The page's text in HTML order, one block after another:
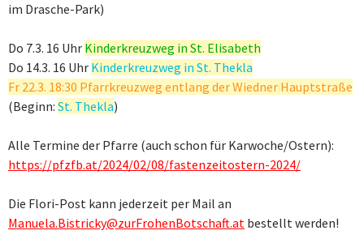
im Drasche-Park)
Do 7.3. 16 Uhr Kinderkreuzweg in St. Elisabeth
Do 14.3. 16 Uhr Kinderkreuzweg in St. Thekla
Fr 22.3. 18:30 Pfarrkreuzweg entlang der Wiedner Hauptstraße
(Beginn: St. Thekla)
Alle Termine der Pfarre (auch schon für Karwoche/Ostern):
https://pfzfb.at/2024/02/08/fastenzeitostern-2024/
Die Flori-Post kann jederzeit per Mail an
Manuela.Bistricky@zurFrohenBotschaft.at bestellt werden!